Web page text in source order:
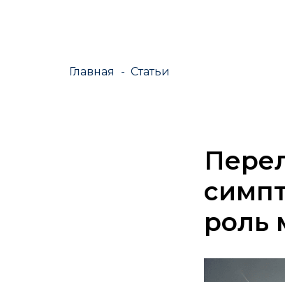
Главная - Статьи
роль